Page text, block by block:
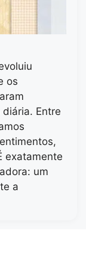
os
Entre
exatamente
um
a